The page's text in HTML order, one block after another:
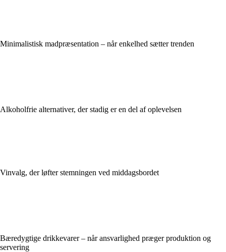
Minimalistisk madpræsentation – når enkelhed sætter trenden
Alkoholfrie alternativer, der stadig er en del af oplevelsen
Vinvalg, der løfter stemningen ved middagsbordet
Bæredygtige drikkevarer – når ansvarlighed præger produktion og
servering